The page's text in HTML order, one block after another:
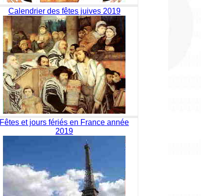
Calendrier des fêtes juives 2019
Fêtes et jours fériés en France année
2019